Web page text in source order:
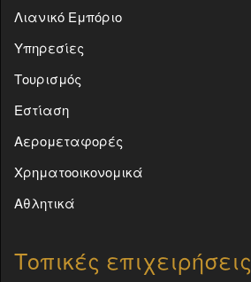
Λιανικό Εμπόριο
Υπηρεσίες
Τουρισμός
Εστίαση
Αερομεταφορές
Χρηματοοικονομικά
Αθλητικά
Τοπικές επιχειρήσεις